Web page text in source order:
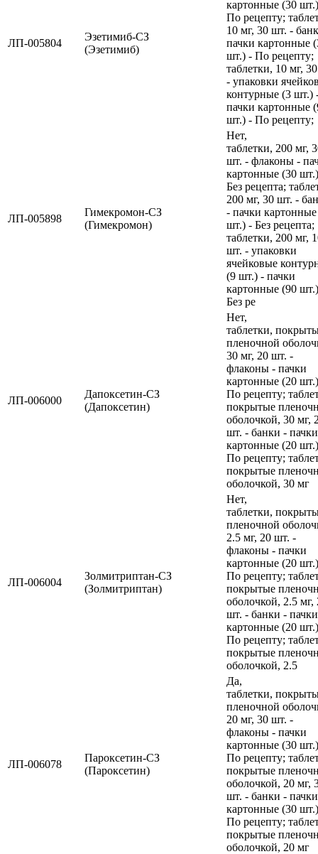
ЛП-005804
Эзетимиб-СЗ
(Эзетимиб)
картонные (30
По рецепту;
10 мг, 30 шт. -
пачки картонные
шт.) - По рецепту;
таблетки, 10 мг,
- упаковки
контурные (3 шт.)
пачки картонные
шт.) - По рецепту;
ЛП-005898
Гимекромон-СЗ
(Гимекромон)
Нет,
таблетки, 200 мг,
шт. - флаконы -
картонные (30
Без рецепта;
200 мг, 30 шт. -
- пачки
шт.) - Без рецепта;
таблетки, 200 мг,
шт. - упаковки
ячейковые
(9 шт.) - пачки
картонные (90
Без ре
ЛП-006000
Дапоксетин-СЗ
(Дапоксетин)
Нет,
таблетки,
пленочной
30 мг, 20 шт. -
флаконы - пачки
картонные (20
По рецепту;
покрытые
оболочкой, 30 мг,
шт. - банки - пачки
картонные (20
По рецепту;
покрытые
оболочкой, 30 мг
ЛП-006004
Золмитриптан-СЗ
(Золмитриптан)
Нет,
таблетки,
пленочной
2.5 мг, 20 шт. -
флаконы - пачки
картонные (20
По рецепту;
покрытые
оболочкой, 2.5 мг,
шт. - банки - пачки
картонные (20
По рецепту;
покрытые
оболочкой, 2.5
ЛП-006078
Пароксетин-СЗ
(Пароксетин)
Да,
таблетки,
пленочной
20 мг, 30 шт. -
флаконы - пачки
картонные (30
По рецепту;
покрытые
оболочкой, 20 мг,
шт. - банки - пачки
картонные (30
По рецепту;
покрытые
оболочкой, 20 мг